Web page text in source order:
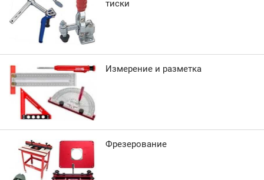
тиски
Измерение и разметка
Фрезерование